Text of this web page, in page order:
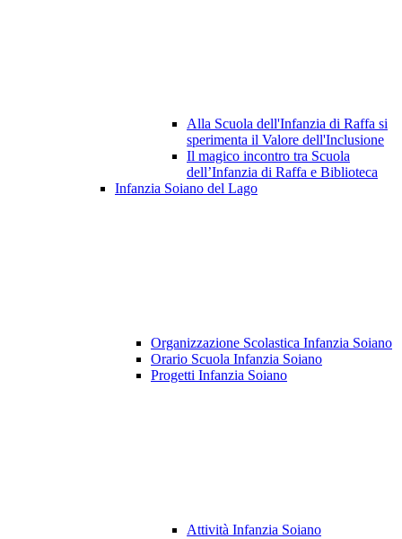
Alla Scuola dell'Infanzia di Raffa si
sperimenta il Valore dell'Inclusione
Il magico incontro tra Scuola
dell’Infanzia di Raffa e Biblioteca
Infanzia Soiano del Lago
Organizzazione Scolastica Infanzia Soiano
Orario Scuola Infanzia Soiano
Progetti Infanzia Soiano
Attività Infanzia Soiano